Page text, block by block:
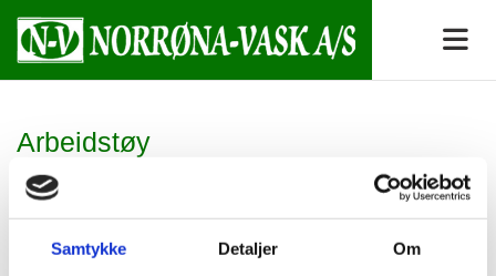
Samtykke Detaljer Om
Arbeidstøy
Vi tilbyr vask, rens og reparasjon av arbeidstøy og
arbeidsantrekk til alle typer bedrifter. Vi har alt fra tunge
verksteder til helseforetak i våre avdelinger for arbeidstøy. Om